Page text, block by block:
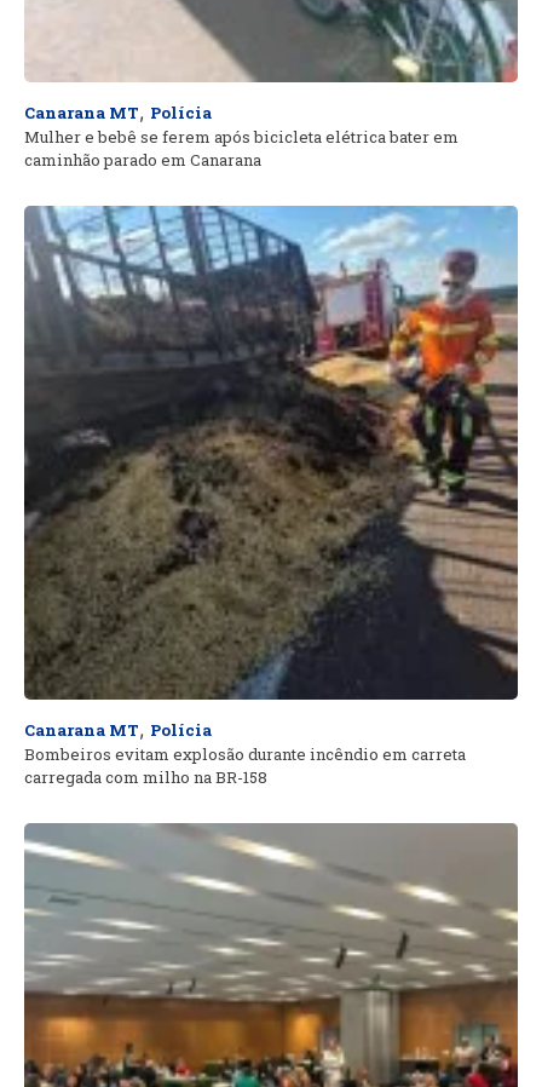
Canarana MT, Polícia
Mulher e bebê se ferem após bicicleta elétrica bater em
caminhão parado em Canarana
Canarana MT, Polícia
Bombeiros evitam explosão durante incêndio em carreta
carregada com milho na BR-158